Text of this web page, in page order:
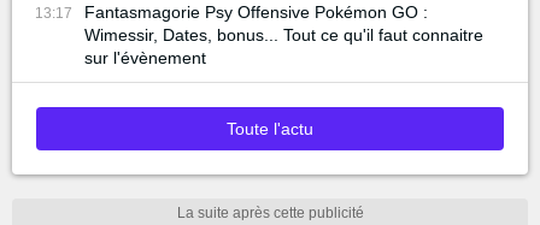
13:17
Fantasmagorie Psy Offensive Pokémon GO :
Wimessir, Dates, bonus... Tout ce qu'il faut connaitre
sur l'évènement
Toute l'actu